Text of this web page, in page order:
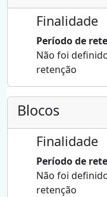
Finalidade
Período de
Não foi
retenção
Blocos
Finalidade
Período de
Não foi
retenção